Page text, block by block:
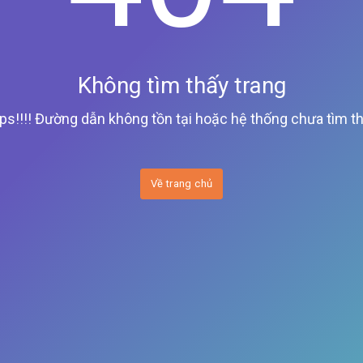
Không tìm thấy trang
Đường dẫn không tồn tại hoặc hệ thống chưa tìm
Về trang chủ